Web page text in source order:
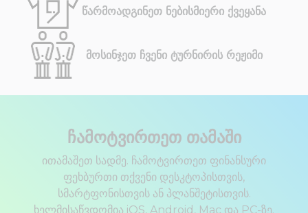
წარმოადგინეთ ნებისმიერი ქვეყანა
მოსინჯეთ ჩვენი ტურნირის რეჟიმი
ჩამოტვირთეთ თამაში
ითამაშეთ სადმე. ჩამოტვირთეთ ფინანსური
ფეხბურთი თქვენი დესკტოპისთვის,
სმარტფონისთვის ან პლანშეტისთვის.
ხელმისაწვდომია iOS, Android, Mac და PC-ზე.